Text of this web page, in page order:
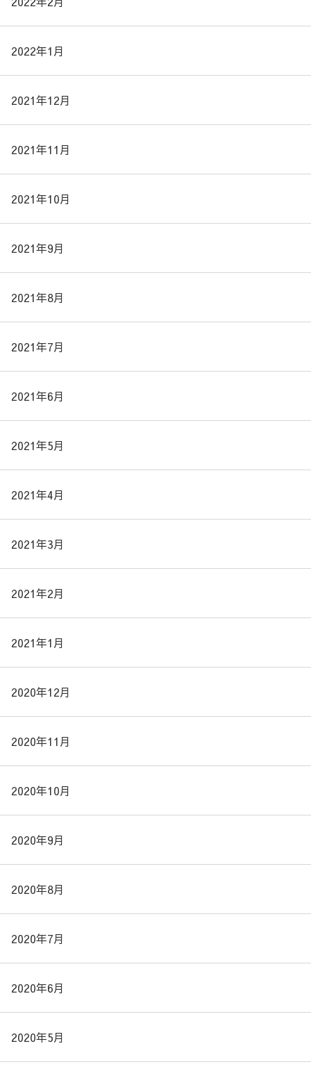
2022年1月
2021年12月
2021年11月
2021年10月
2021年9月
2021年8月
2021年7月
2021年6月
2021年5月
2021年4月
2021年3月
2021年2月
2021年1月
2020年12月
2020年11月
2020年10月
2020年9月
2020年8月
2020年7月
2020年6月
2020年5月